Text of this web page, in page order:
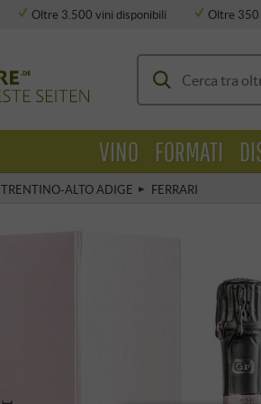
Oltre 3.500 vini disponibili Oltre
TRENTINO-ALTO ADIGE FERRARI
VINO FORMATI